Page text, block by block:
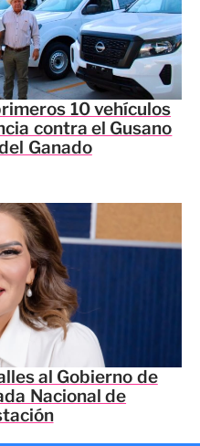
10 vehículos
contra el Gusano
Ganado
al Gobierno de
Nacional de